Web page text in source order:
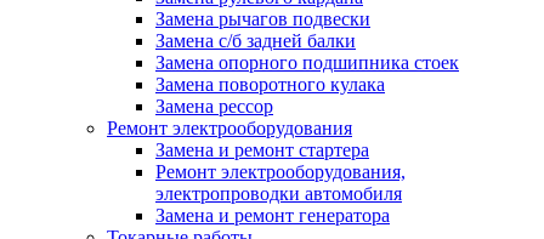
Замена рычагов подвески
Замена с/б задней балки
Замена опорного подшипника стоек
Замена поворотного кулака
Замена рессор
Ремонт электрооборудования
Замена и ремонт стартера
Ремонт электрооборудования,
электропроводки автомобиля
Замена и ремонт генератора